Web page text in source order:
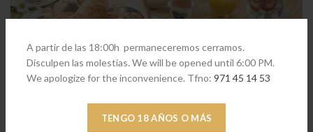
A partir de las 18:00h permaneceremos cerramos.
Disculpen las molestias. We will be opened until 6:00 PM.
We apologize for the inconvenience. Tfno: 971 45 14 53
TENGO 18 AÑOS O MÁS